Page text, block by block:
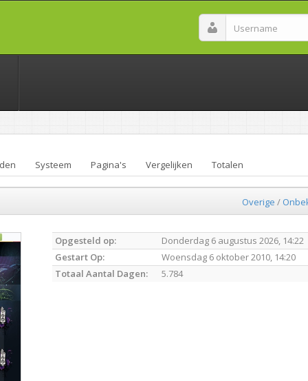
Systeem Pagina's Vergelijken Totalen
Overige /
Opgesteld op:
Donderdag 6 augustus 2026, 14:22
Gestart Op:
Woensdag 6 oktober 2010, 14:20
Totaal Aantal Dagen:
5.784